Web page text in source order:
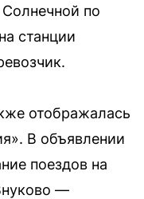
по
станции
отображалась
В объявлении
поездов на
—